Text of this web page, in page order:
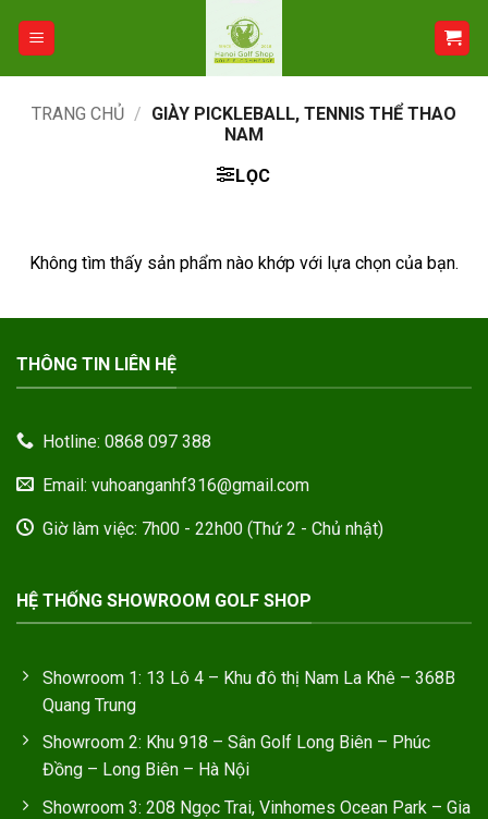
TRANG CHỦ / GIÀY PICKLEBALL, TENNIS THỂ THAO
NAM
LỌC
Không tìm thấy sản phẩm nào khớp với lựa chọn của bạn.
THÔNG TIN LIÊN HỆ
Hotline: 0868 097 388
Email: vuhoanganhf316@gmail.com
Giờ làm việc: 7h00 - 22h00 (Thứ 2 - Chủ nhật)
HỆ THỐNG SHOWROOM GOLF SHOP
Showroom 1: 13 Lô 4 – Khu đô thị Nam La Khê – 368B
Quang Trung
Showroom 2: Khu 918 – Sân Golf Long Biên – Phúc
Đồng – Long Biên – Hà Nội
Showroom 3: 208 Ngọc Trai, Vinhomes Ocean Park – Gia